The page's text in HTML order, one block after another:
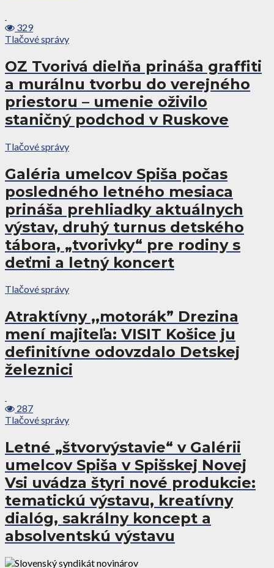
329
Tlačové správy
OZ Tvorivá dielňa prináša graffiti
a murálnu tvorbu do verejného
priestoru – umenie oživilo
staničný podchod v Ruskove
Tlačové správy
Galéria umelcov Spiša počas
posledného letného mesiaca
prináša prehliadky aktuálnych
výstav, druhý turnus detského
tábora, „tvorivky“ pre rodiny s
deťmi a letný koncert
Tlačové správy
Atraktívny ,,motorák” Drezina
mení majiteľa: VISIT Košice ju
definitívne odovzdalo Detskej
železnici
287
Tlačové správy
Letné „štvorvýstavie“ v Galérii
umelcov Spiša v Spišskej Novej
Vsi uvádza štyri nové produkcie:
tematickú výstavu, kreatívny
dialóg, sakrálny koncept a
absolventskú výstavu